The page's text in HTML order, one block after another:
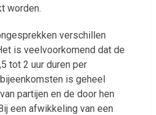
worden.
verschillen
is veelvoorkomend dat de
tot 2 uur duren per
is geheel
partijen en de door hen
een afwikkeling van een